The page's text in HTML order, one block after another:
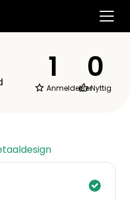
1
Anmeldelser
0
Nyttig